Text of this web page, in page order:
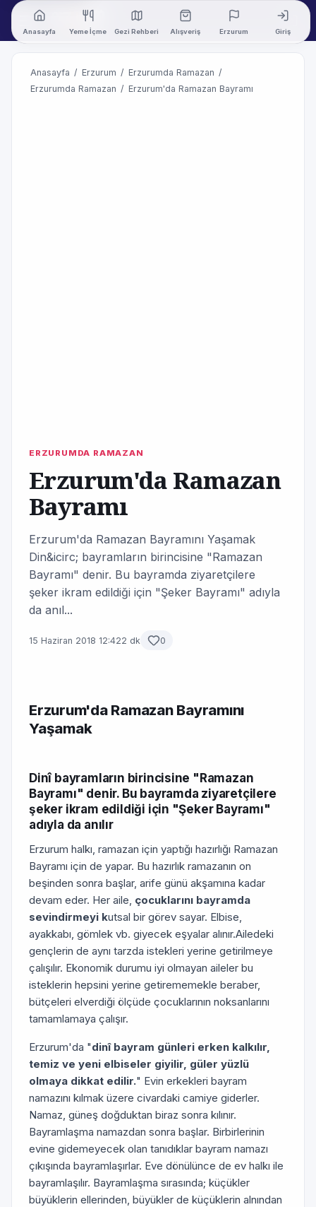
Anasayfa Yeme İçme Gezi Rehberi Alışveriş Erzurum Giriş
Anasayfa / Erzurum / Erzurumda Ramazan /
Erzurumda Ramazan / Erzurum'da Ramazan Bayramı
ERZURUMDA RAMAZAN
Erzurum'da Ramazan
Bayramı
Erzurum'da Ramazan Bayramını Yaşamak
Din&icirc; bayramların birincisine "Ramazan
Bayramı" denir. Bu bayramda ziyaretçilere
şeker ikram edildiği için "Şeker Bayramı" adıyla
da anıl...
15 Haziran 2018 12:422 dk 0
Erzurum'da Ramazan Bayramını
Yaşamak
Dinî bayramların birincisine "Ramazan
Bayramı" denir. Bu bayramda ziyaretçilere
şeker ikram edildiği için "Şeker Bayramı"
adıyla da anılır
Erzurum halkı, ramazan için yaptığı hazırlığı Ramazan
Bayramı için de yapar. Bu hazırlık ramazanın on
beşinden sonra başlar, arife günü akşamına kadar
devam eder. Her aile, çocuklarını bayramda
sevindirmeyi kutsal bir görev sayar. Elbise,
ayakkabı, gömlek vb. giyecek eşyalar alınır.Ailedeki
gençlerin de aynı tarzda istekleri yerine getirilmeye
çalışılır. Ekonomik durumu iyi olmayan aileler bu
isteklerin hepsini yerine getirememekle beraber,
bütçeleri elverdiği ölçüde çocuklarının noksanlarını
tamamlamaya çalışır.
Erzurum'da "dinî bayram günleri erken kalkılır,
temiz ve yeni elbiseler giyilir, güler yüzlü
olmaya dikkat edilir." Evin erkekleri bayram
namazını kılmak üzere civardaki camiye giderler.
Namaz, güneş doğduktan biraz sonra kılınır.
Bayramlaşma namazdan sonra başlar. Birbirlerinin
evine gidemeyecek olan tanıdıklar bayram namazı
çıkışında bayramlaşırlar. Eve dönülünce de ev halkı ile
bayramlaşılır. Bayramlaşma sırasında; küçükler
büyüklerin ellerinden, büyükler de küçüklerin alnından